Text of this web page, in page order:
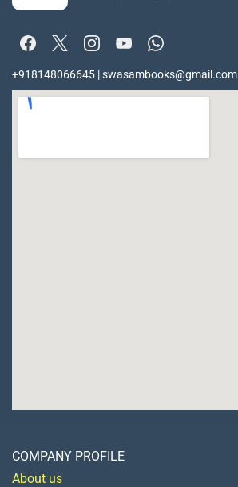
+918148066645 | swasambooks@gmail.com
COMPANY PROFILE
About us